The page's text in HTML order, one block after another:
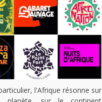
l'Afrique résonne sur